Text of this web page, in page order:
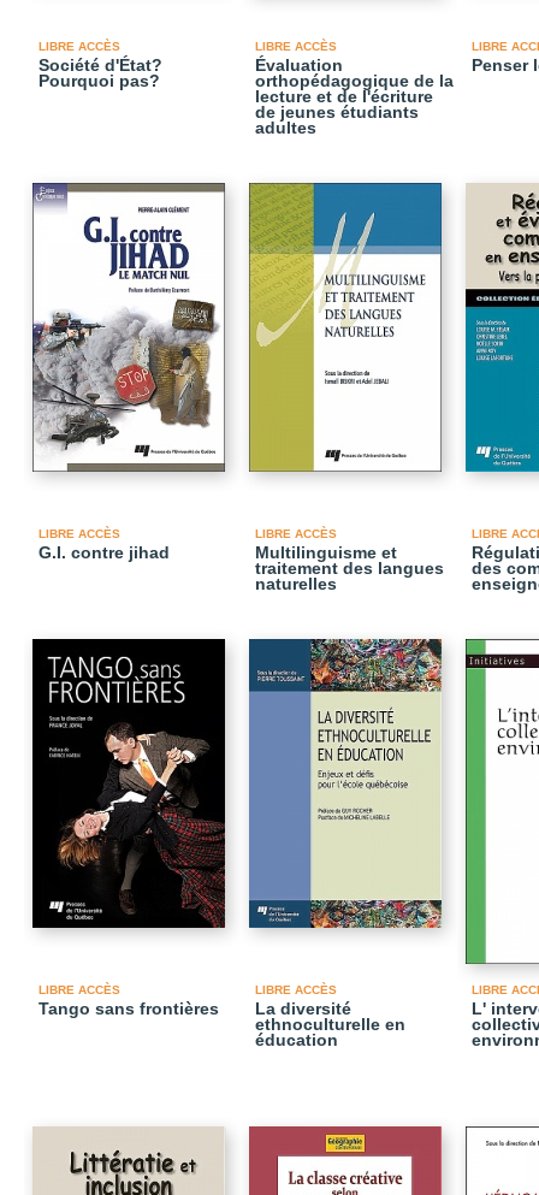
LIBRE ACCÈS
Société d'État?
Pourquoi pas?
LIBRE ACCÈS
Évaluation
orthopédagogique de la
lecture et de l'écriture
de jeunes étudiants
adultes
LIBRE
Penser
LIBRE ACCÈS
G.I. contre jihad
LIBRE ACCÈS
Multilinguisme et
traitement des langues
naturelles
LIBRE
des
LIBRE ACCÈS
Tango sans frontières
LIBRE ACCÈS
La diversité
ethnoculturelle en
éducation
LIBRE
L'